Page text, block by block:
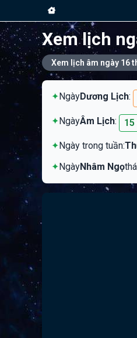
Xem lịch
Xem lịch âm ngày 16
✦NgàyDương Lịch:
✦NgàyÂm Lịch: 15
✦Ngày trong tuần:
✦NgàyNhâm Ngọ